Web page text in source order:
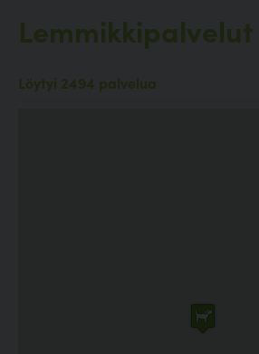
Lemmikkipalvelut
Löytyi 2494 palvelua